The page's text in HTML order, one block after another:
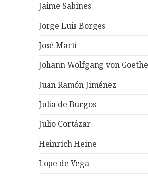
Jaime Sabines
Jorge Luis Borges
José Martí
Johann Wolfgang von Goethe
Juan Ramón Jiménez
Julia de Burgos
Julio Cortázar
Heinrich Heine
Lope de Vega